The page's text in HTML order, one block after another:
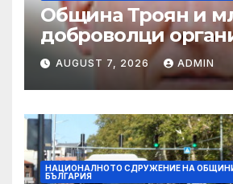
Община Троян и
доброволци
общностното
„Софра на
повод
на младежта
AUGUST 7, 2026 ADMIN
НАЦИОНАЛНОТО СДРУЖЕНИЕ НА
БЪЛГАРИЯ